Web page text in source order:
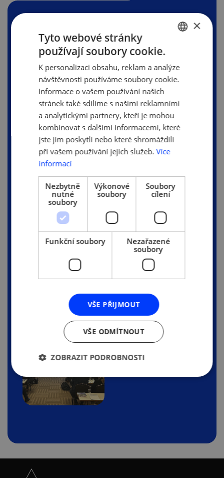
ENGLISH
×
Tyto webové stránky
používají soubory cookie.
K personalizaci obsahu, reklam a analýze
návštěvnosti používáme soubory cookie.
Informace o vašem používání našich
stránek také sdílíme s našimi reklamními
a analytickými partnery, kteří je mohou
kombinovat s dalšími informacemi, které
jste jim poskytli nebo které shromáždili
při vašem používání jejich služeb. Více
informací
Nezbytně
nutné
soubory
Výkonové
soubory
Soubory
cílení
Funkční soubory
Nezařazené
soubory
VŠE PŘIJMOUT
VŠE ODMÍTNOUT
ZOBRAZIT PODROBNOSTI